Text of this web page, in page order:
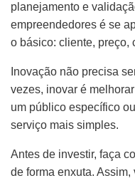
planejamento e
empreendedores é se
o básico: cliente, preço,
Inovação não precisa
vezes, inovar é
um público específico
serviço mais simples.
Antes de investir, faça
de forma enxuta.